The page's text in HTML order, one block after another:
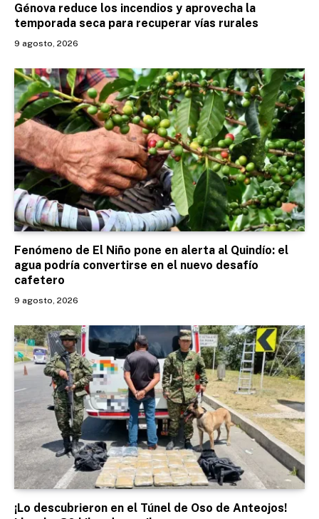
Génova reduce los incendios y aprovecha la
temporada seca para recuperar vías rurales
9 agosto, 2026
Fenómeno de El Niño pone en alerta al Quindío: el
agua podría convertirse en el nuevo desafío
cafetero
9 agosto, 2026
¡Lo descubrieron en el Túnel de Oso de Anteojos!